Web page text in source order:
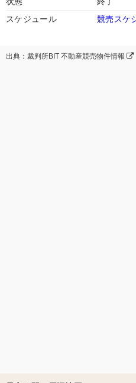
スケジュール
競売スケ
出典：裁判所BIT 不動産競売物件情報